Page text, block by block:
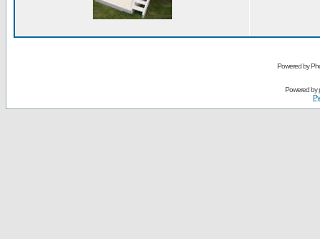
Powered by
Powered by